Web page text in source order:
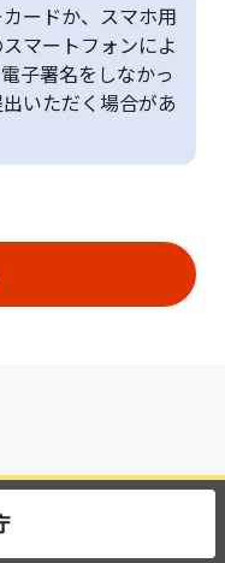
ードか、スマホ用
マートフォンによ
子署名をしなかっ
いただく場合があ